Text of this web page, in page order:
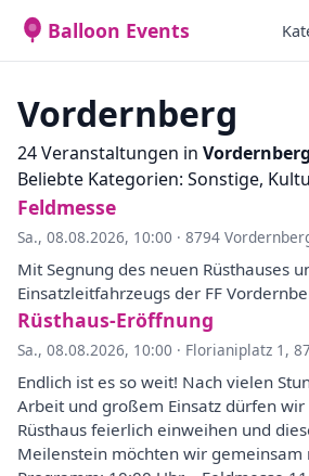
Balloon Events
Vordernberg
24 Veranstaltungen in Vordernberg
Beliebte Kategorien: Sonstige,
Feldmesse
Sa., 08.08.2026, 10:00 · 8794
Mit Segnung des neuen Rüsthauses
Einsatzleitfahrzeugs der FF
Rüsthaus-Eröffnung
Sa., 08.08.2026, 10:00 · Florianiplatz 1,
Endlich ist es so weit! Nach vielen
Arbeit und großem Einsatz dürfen wir
Rüsthaus feierlich einweihen und
Meilenstein möchten wir gemeinsam